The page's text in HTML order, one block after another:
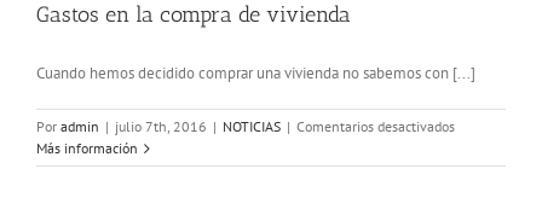
Gastos en la compra de vivienda
Cuando hemos decidido comprar una vivienda no sabemos con [...]
Por admin | julio 7th, 2016 | NOTICIAS | Comentarios desactivadosen
en
Más información